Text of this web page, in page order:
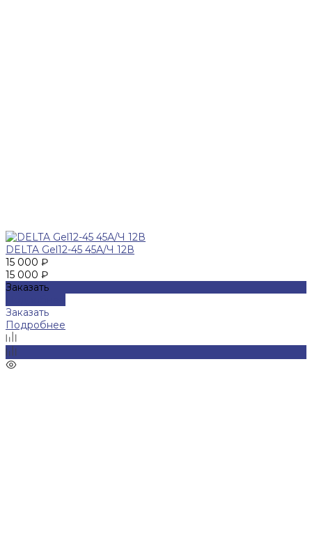
DELTA Gel12-45 45А/Ч 12В
15 000 ₽
15 000 ₽
Заказать
Заказать
Подробнее